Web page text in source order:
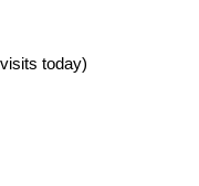
today)